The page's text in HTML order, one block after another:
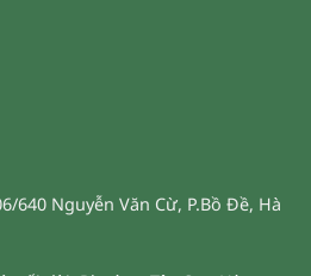
640 Nguyễn Văn Cừ, P.Bồ Đề, Hà